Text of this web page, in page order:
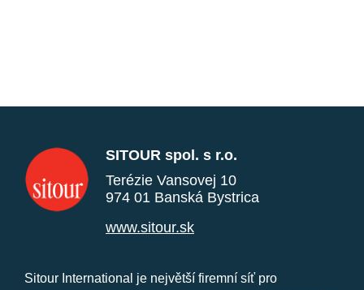
SITOUR spol. s r.o.
Terézie Vansovej 10
974 01 Banská Bystrica
www.sitour.sk
Sitour International je největší firemní síť pro